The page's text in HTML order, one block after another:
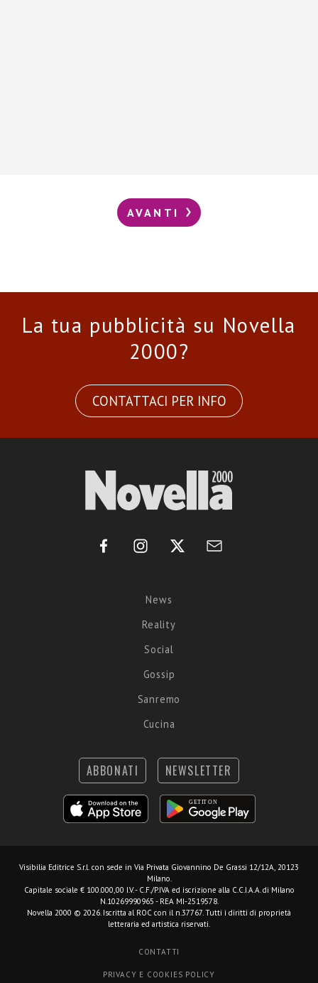
AVANTI
La tua pubblicità su Novella
2000?
CONTATTACI PER INFO
News
Reality
Social
Gossip
Sanremo
Cucina
ABBONATI NEWSLETTER
Visibilia Editrice S.r.l. con sede in Via Privata Giovannino De Grassi 12/12A, 20123
Milano.
Capitale sociale € 100.000,00 I.V. - C.F./P.IVA ed iscrizione alla C.C.I.A.A. di Milano
N.10269990965 - REA MI-2519578.
Novella 2000 © 2026. Iscritta al ROC con il n.37767. Tutti i diritti di proprietà
letteraria ed artistica riservati.
CONTATTI
PRIVACY E COOKIES POLICY